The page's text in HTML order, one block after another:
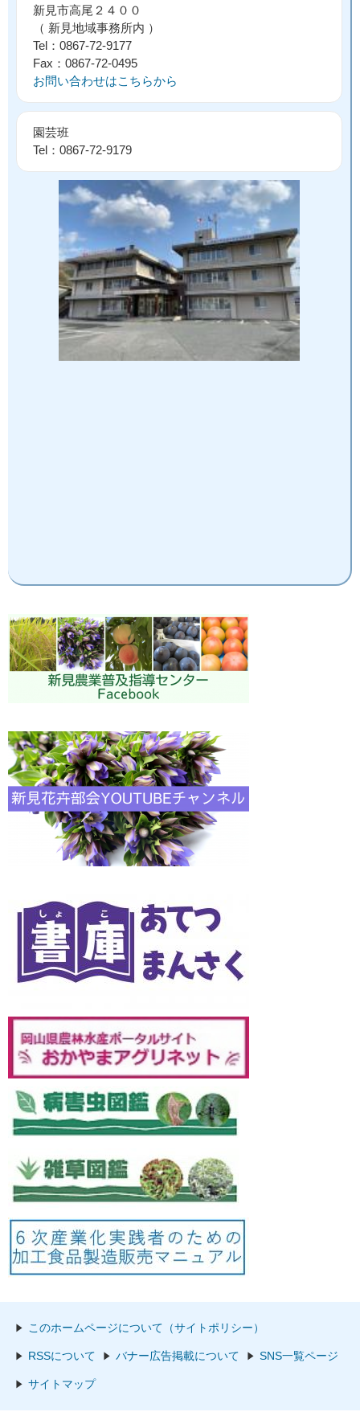
新見市高尾２４００
（ 新見地域事務所内 ）
Tel：0867-72-9177
Fax：0867-72-0495
お問い合わせはこちらから
園芸班
Tel：0867-72-9179
このホームページについて（サイトポリシー）
RSSについて バナー広告掲載について SNS一覧ページ
サイトマップ